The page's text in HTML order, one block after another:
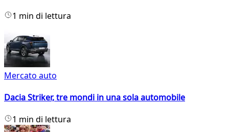
1 min di lettura
Mercato auto
Dacia Striker, tre mondi in una sola automobile
1 min di lettura